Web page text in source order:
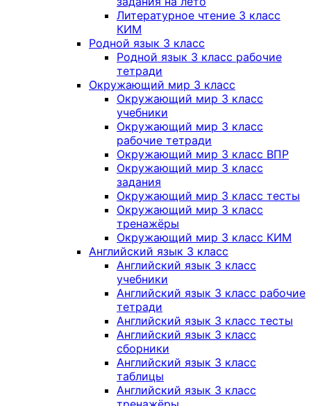
Литературное чтение 3 класс
КИМ
Родной язык 3 класс
Родной язык 3 класс рабочие
тетради
Окружающий мир 3 класс
Окружающий мир 3 класс
учебники
Окружающий мир 3 класс
рабочие тетради
Окружающий мир 3 класс ВПР
Окружающий мир 3 класс
задания
Окружающий мир 3 класс тесты
Окружающий мир 3 класс
тренажёры
Окружающий мир 3 класс КИМ
Английский язык 3 класс
Английский язык 3 класс
учебники
Английский язык 3 класс рабочие
тетради
Английский язык 3 класс тесты
Английский язык 3 класс
сборники
Английский язык 3 класс
таблицы
Английский язык 3 класс